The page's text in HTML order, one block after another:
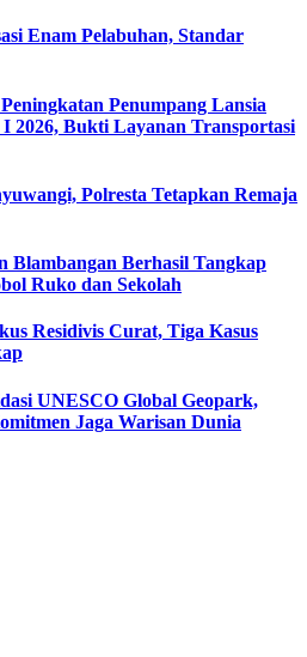
Enam Pelabuhan, Standar
Penumpang Lansia
I 2026, Bukti Layanan Transportasi
Polresta Tetapkan Remaja
Blambangan Berhasil Tangkap
Ruko dan Sekolah
Residivis Curat, Tiga Kasus
UNESCO Global Geopark,
Jaga Warisan Dunia